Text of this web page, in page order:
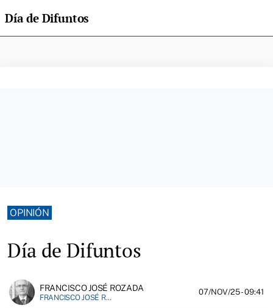
Día de Difuntos
OPINIÓN
Día de Difuntos
FRANCISCO JOSÉ ROZADA
FRANCISCO JOSÉ ROZADA, CRONISTA OFICIAL DE PARRES
07/NOV/25- 09:41